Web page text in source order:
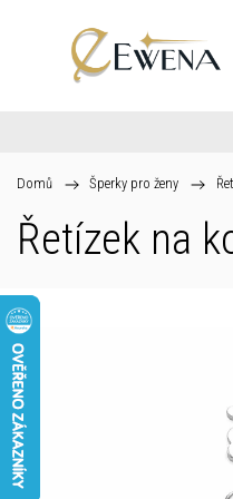
Domů / Šperky pro ženy /
Řetízek na